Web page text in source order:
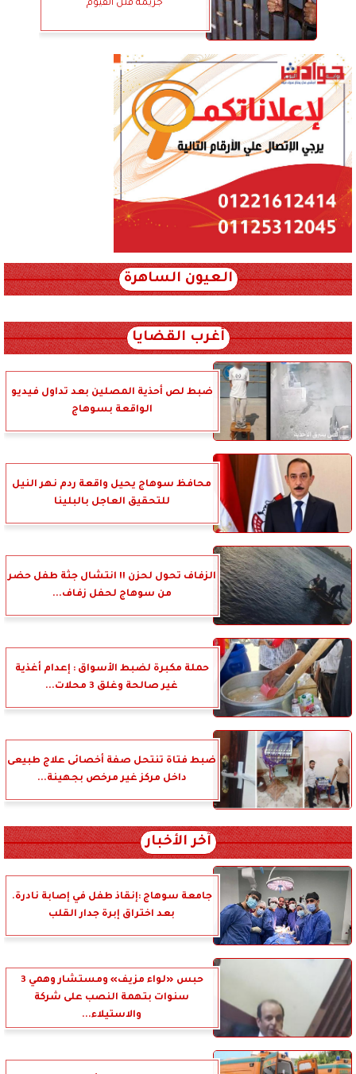
جريمة قتل الفيوم
العيون الساهرة
أغرب القضايا
ضبط لص أحذية المصلين بعد تداول فيديو
الواقعة بسوهاج
محافظ سوهاج يحيل واقعة ردم نهر النيل
للتحقيق العاجل بالبلينا
الزفاف تحول لحزن !! انتشال جثة طفل حضر
من سوهاج لحفل زفاف...
حملة مكبرة لضبط الأسواق : إعدام أغذية
غير صالحة وغلق 3 محلات...
ضبط فتاة تنتحل صفة أخصائى علاج طبيعى
داخل مركز غير مرخص بجهينة...
آخر الأخبار
جامعة سوهاج :إنقاذ طفل في إصابة نادرة.
بعد اختراق إبرة جدار القلب
حبس «لواء مزيف» ومستشار وهمي 3
سنوات بتهمة النصب على شركة
والاستيلاء...